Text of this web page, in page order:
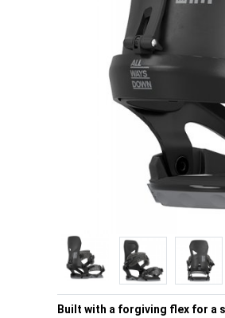
Built with a forgiving flex for a